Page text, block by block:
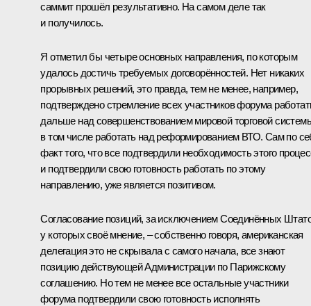
саммит прошёл результативно. На самом деле так
и получилось.
Я отметил бы четыре основных направления, по которым
удалось достичь требуемых договорённостей. Нет никаких
прорывных решений, это правда, тем не менее, например,
подтверждено стремление всех участников форума
дальше над совершенствованием мировой торговой
в том числе работать над реформированием ВТО. Сам по
факт того, что все подтвердили необходимость этого
и подтвердили свою готовность работать по этому
направлению, уже является позитивом.
Согласование позиций, за исключением Соединённых
у которых своё мнение, – собственно говоря, американская
делегация это не скрывала с самого начала, все знают
позицию действующей Администрации по Парижскому
соглашению. Но тем не менее все остальные участники
форума подтвердили свою готовность исполнять